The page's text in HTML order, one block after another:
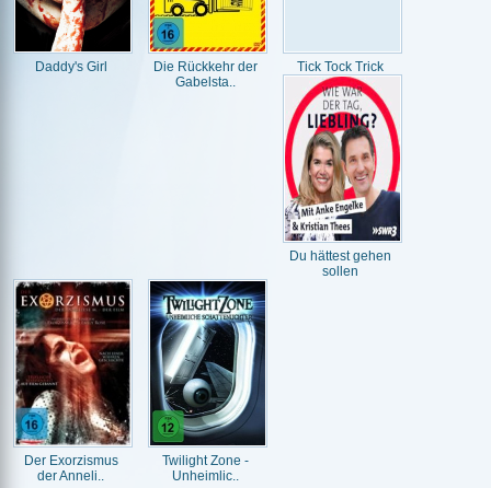
Daddy's Girl
Die Rückkehr der
Gabelsta..
Tick Tock Trick
Du hättest gehen
sollen
Der Exorzismus
der Anneli..
Twilight Zone -
Unheimlic..